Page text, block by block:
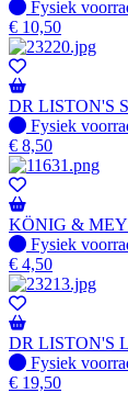
Fysiek
Fysiek
€ 10,50
DR LISTON'S
Fysiek
Fysiek
€ 8,50
KÖNIG &
Fysiek
Fysiek
€ 4,50
DR LISTON'S
Fysiek
Fysiek
€ 19,50